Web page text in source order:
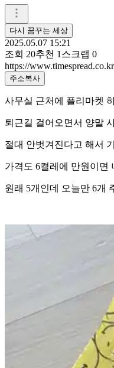
다시 꿈꾸는 세상
2025.05.07 15:21
조회 20추천 1 스크랩 0
https://
주소복사
사무실 근처에 플리마켓
퇴근길 걸어오면서 양말
절대 안벗겨진다고 해서
가격도 6켤레에 만원이면
원래 5개인데 오늘만 6개